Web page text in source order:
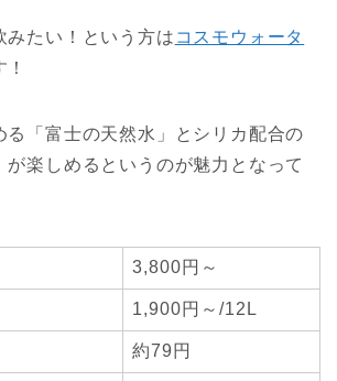
みたい！という方は コスモウォータ
る「富士の天然水」とシリカ配合の
が楽しめるというのが魅力となって
3,800円～
1,900円～/12L
約79円